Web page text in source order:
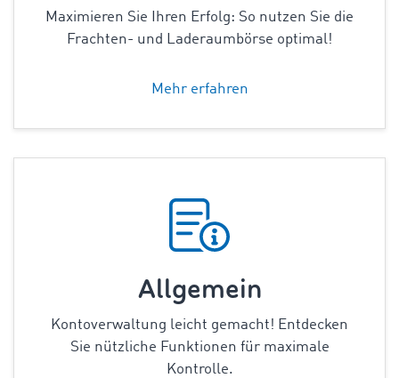
Maximieren Sie Ihren Erfolg: So nutzen Sie die
Frachten- und Laderaumbörse optimal!
Mehr erfahren
Allgemein
Kontoverwaltung leicht gemacht! Entdecken
Sie nützliche Funktionen für maximale
Kontrolle.